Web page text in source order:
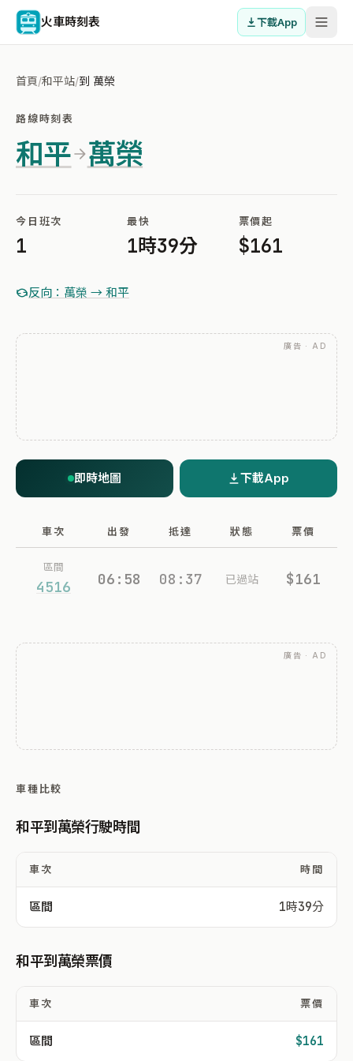
火車時刻表 下載App
首頁/和平站/到 萬榮
路線時刻表
和平 萬榮
今日班次
1
最快
1時39分
票價起
$161
反向：萬榮 → 和平
廣告 · AD
即時地圖 下載App
車次 出發 抵達 狀態 票價
區間
4516 06:58 08:37 已過站 $161
廣告 · AD
車種比較
和平到萬榮行駛時間
車次 時間
區間 1時39分
和平到萬榮票價
車次 票價
區間 $161